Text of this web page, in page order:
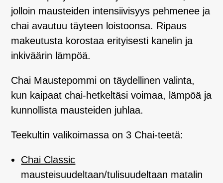
jolloin mausteiden intensiivisyys pehmenee ja
chai avautuu täyteen loistoonsa. Ripaus
makeutusta korostaa erityisesti kanelin ja
inkiväärin lämpöä.
Chai Maustepommi on täydellinen valinta,
kun kaipaat chai-hetkeltäsi voimaa, lämpöä ja
kunnollista mausteiden juhlaa.
Teekultin valikoimassa on 3 Chai-teetä:
Chai Classic
mausteisuudeltaan/tulisuudeltaan matalin